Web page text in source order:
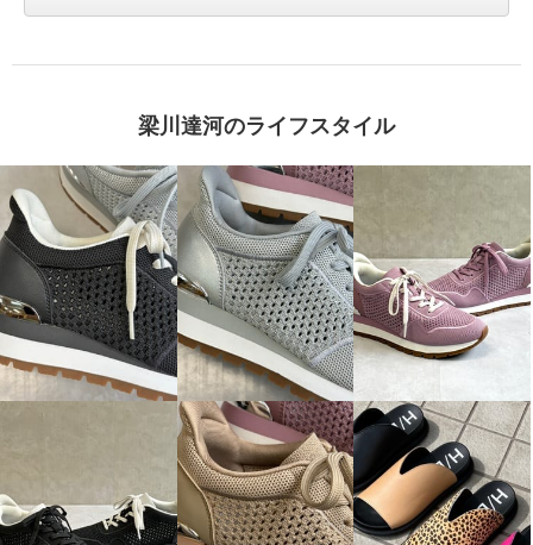
梁川達河のライフスタイル